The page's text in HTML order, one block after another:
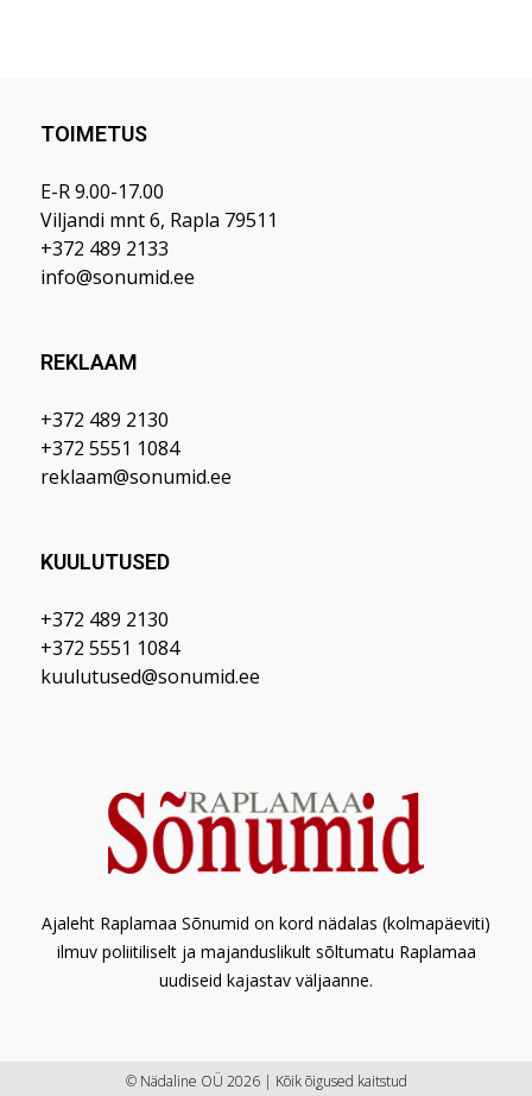
TOIMETUS
E-R 9.00-17.00
Viljandi mnt 6, Rapla 79511
+372 489 2133
info@sonumid.ee
REKLAAM
+372 489 2130
+372 5551 1084
reklaam@sonumid.ee
KUULUTUSED
+372 489 2130
+372 5551 1084
kuulutused@sonumid.ee
Ajaleht Raplamaa Sõnumid on kord nädalas (kolmapäeviti)
ilmuv poliitiliselt ja majanduslikult sõltumatu Raplamaa
uudiseid kajastav väljaanne.
© Nädaline OÜ 2026 | Kõik õigused kaitstud